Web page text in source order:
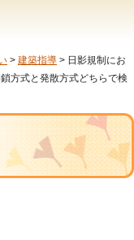
> 建築指導 > 日影規制にお
方式と発散方式どちらで検